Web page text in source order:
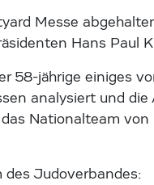
Messe
Hans Paul
58-jährige einiges
analysiert und
Nationalteam
des Judoverbandes: